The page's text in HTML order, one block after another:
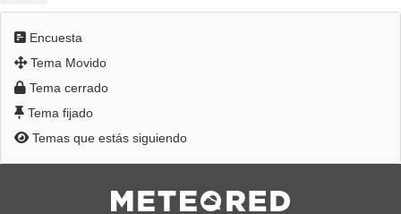
Encuesta
Tema Movido
Tema cerrado
Tema fijado
Temas que estás siguiendo